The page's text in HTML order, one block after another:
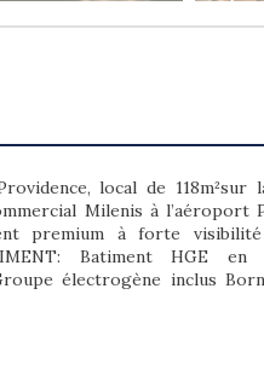
local de 118m²sur
Milenis à l’aéroport
premium à forte
Batiment HGE
électrogène inclus